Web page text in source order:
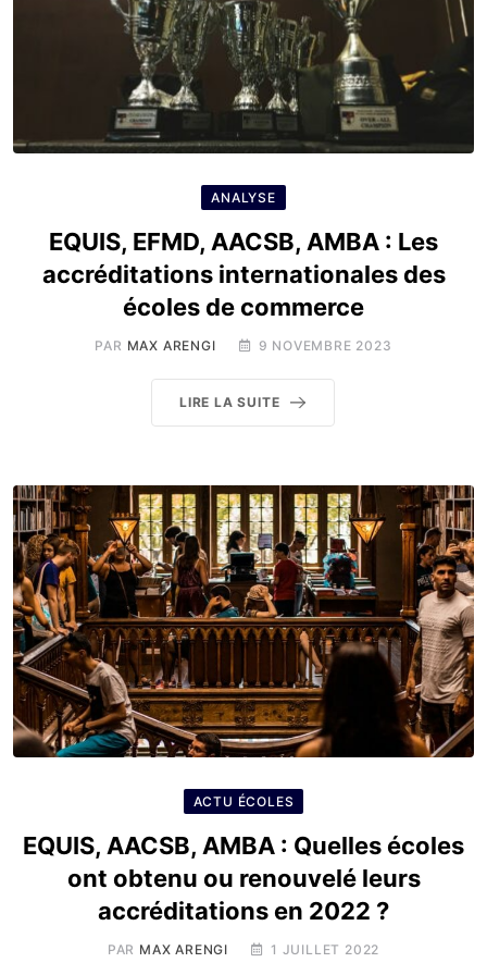
ANALYSE
EQUIS, EFMD, AACSB, AMBA : Les
accréditations internationales des
écoles de commerce
PAR MAX ARENGI 9 NOVEMBRE 2023
LIRE LA SUITE
ACTU ÉCOLES
EQUIS, AACSB, AMBA : Quelles écoles
ont obtenu ou renouvelé leurs
accréditations en 2022 ?
PAR MAX ARENGI 1 JUILLET 2022